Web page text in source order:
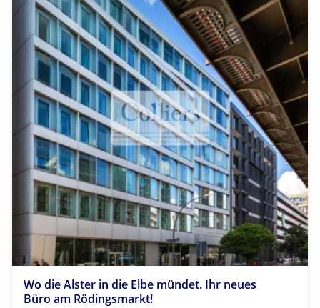
Wo die Alster in die Elbe mündet. Ihr neues
Büro am Rödingsmarkt!